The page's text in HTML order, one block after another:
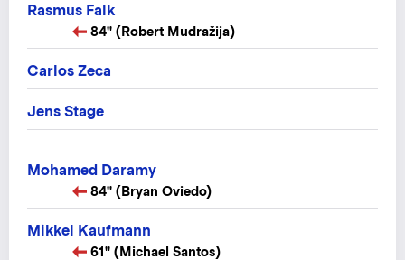
Rasmus Falk
84" (Robert Mudražija)
Carlos Zeca
Jens Stage
Mohamed Daramy
84" (Bryan Oviedo)
Mikkel Kaufmann
61" (Michael Santos)